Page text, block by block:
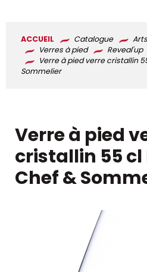
ACCUEIL Catalogue
Verres à pied
Reveal'up
Verre à pied verre cristallin
Sommelier
Verre à pied
cristallin 55 cl
Chef &